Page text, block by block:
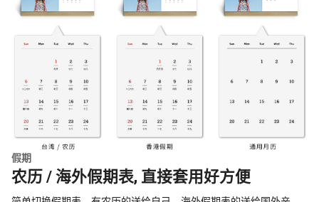
假期
农历 / 海外假期表, 直接套用好方便